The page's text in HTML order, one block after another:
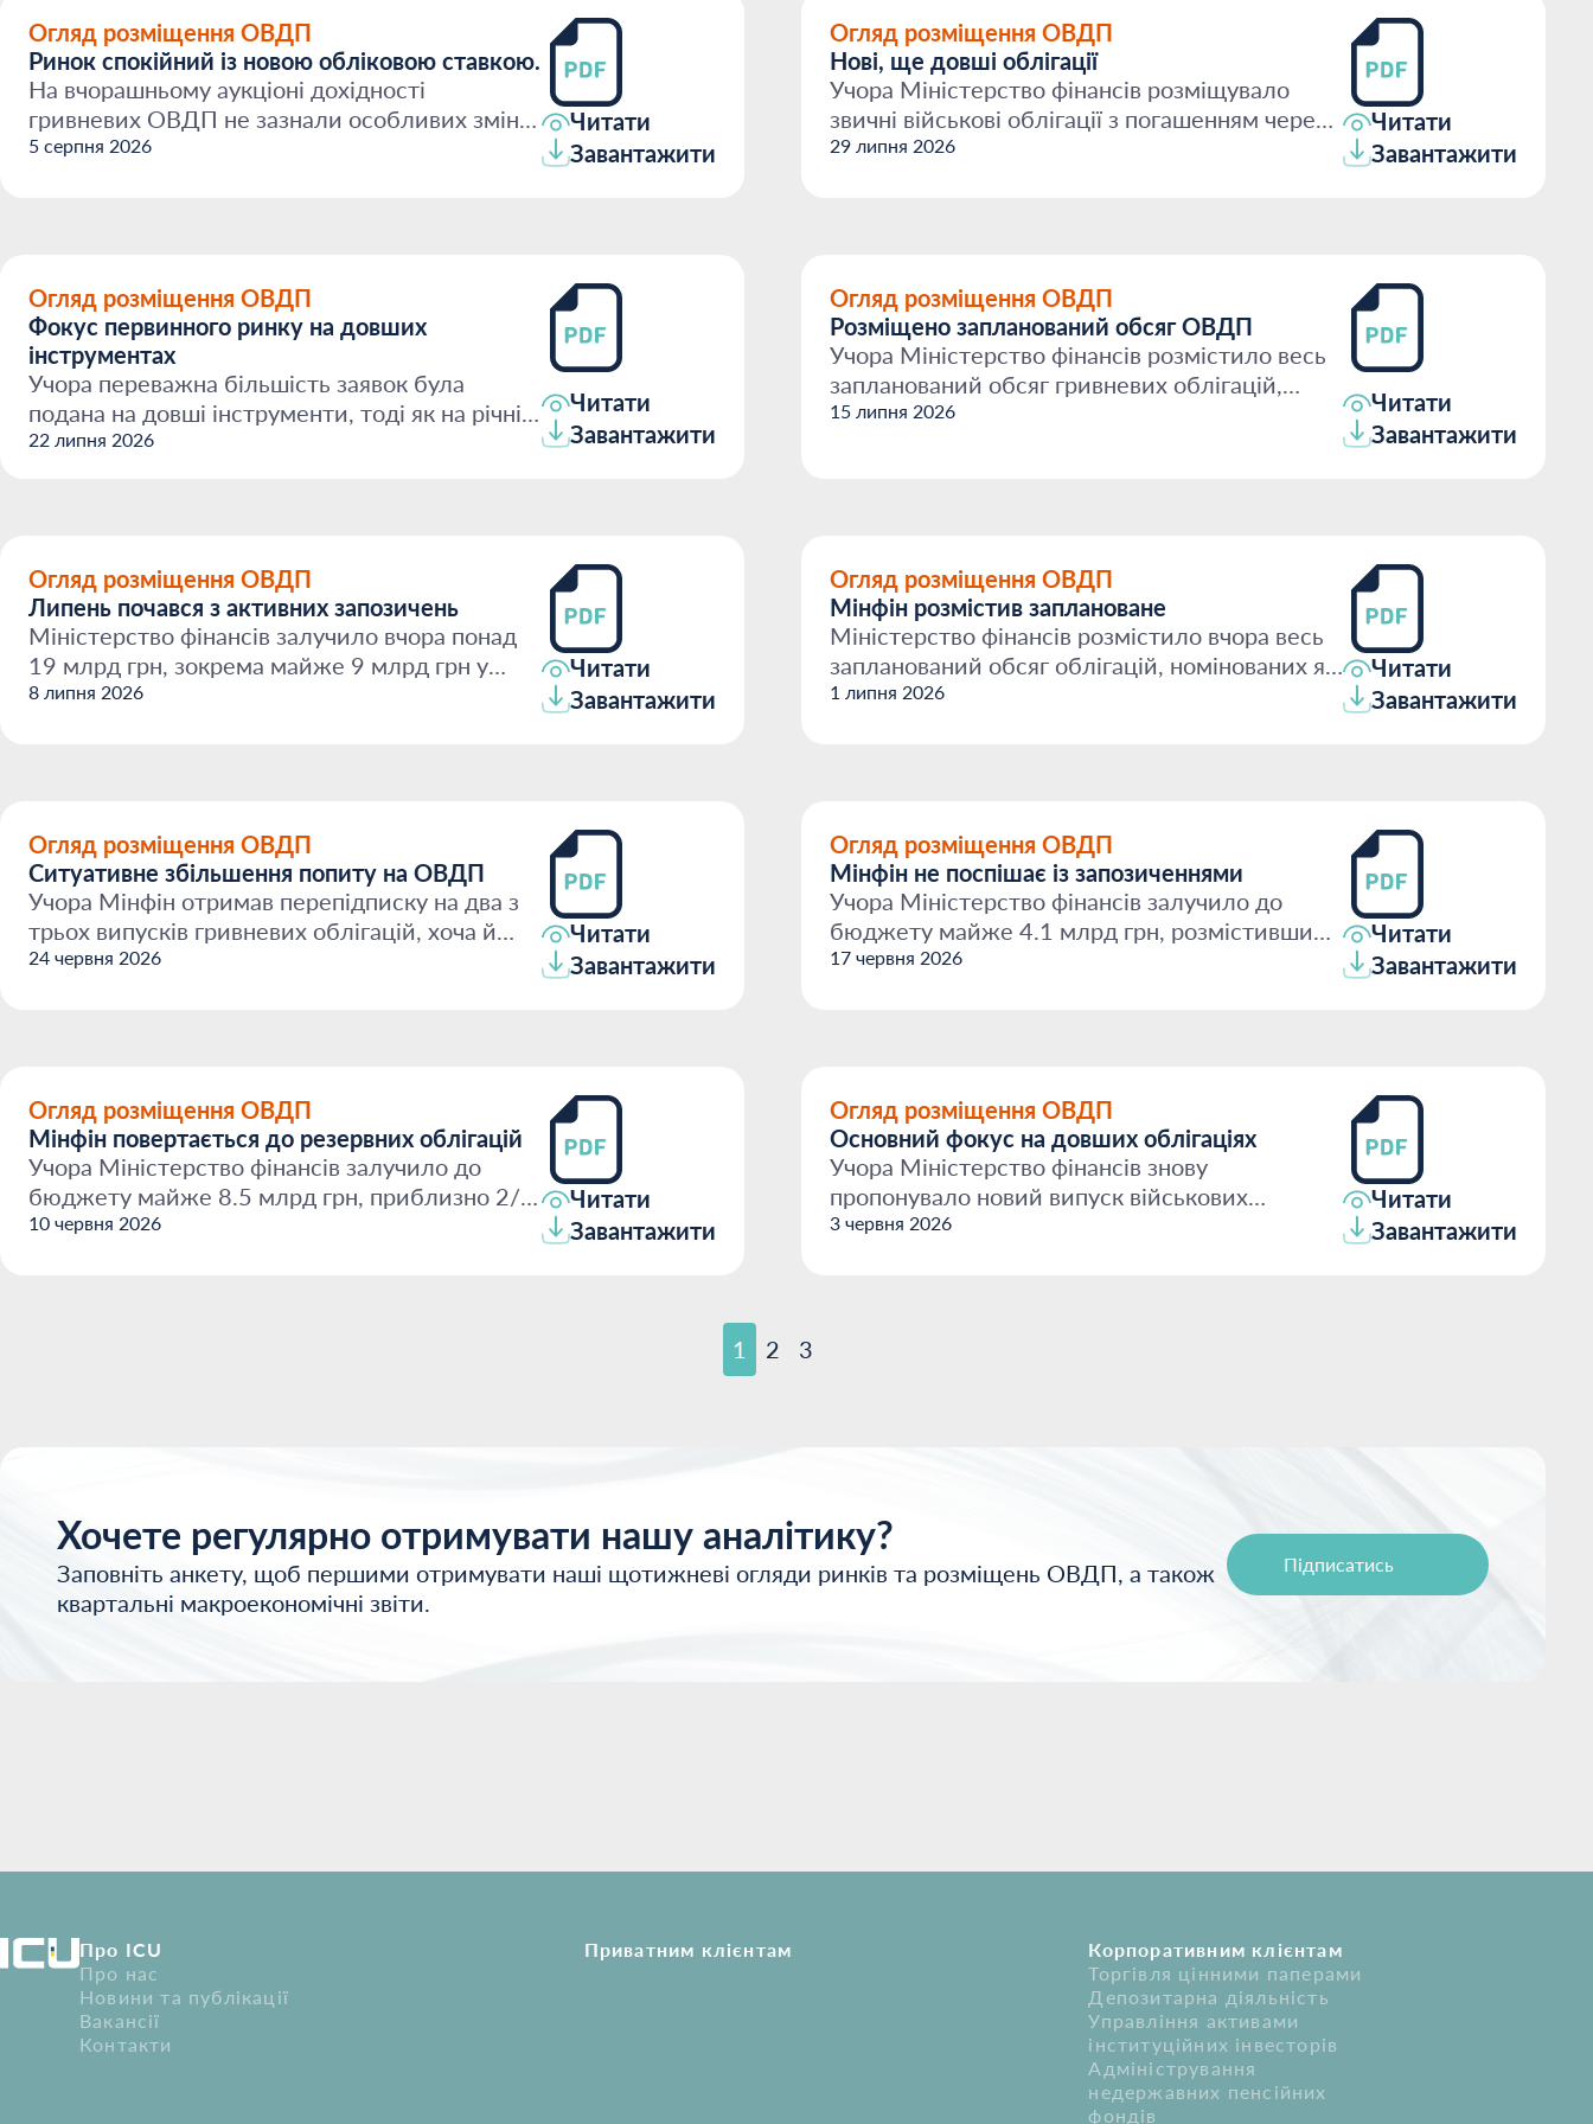
Огляд розміщення ОВДП
Ринок спокійний із новою обліковою ставкою.
На вчорашньому аукціоні дохідності
гривневих ОВДП не зазнали особливих змін,
що може означати спокій...
5 серпня 2026
Читати
Завантажити
Огляд розміщення ОВДП
Нові, ще довші облігації
Учора Міністерство фінансів розміщувало
звичні військові облігації з погашенням через
рік та майже д...
29 липня 2026
Читати
Завантажити
Огляд розміщення ОВДП
Фокус первинного ринку на довших
інструментах
Учора переважна більшість заявок була
подана на довші інструменти, тоді як на річні
ОВДП попит ледь ...
22 липня 2026
Читати
Завантажити
Огляд розміщення ОВДП
Розміщено запланований обсяг ОВДП
Учора Міністерство фінансів розмістило весь
запланований обсяг гривневих облігацій,
незначно знизивш...
15 липня 2026
Читати
Завантажити
Огляд розміщення ОВДП
Липень почався з активних запозичень
Міністерство фінансів залучило вчора понад
19 млрд грн, зокрема майже 9 млрд грн у
гривні та 201 млн...
8 липня 2026
Читати
Завантажити
Огляд розміщення ОВДП
Мінфін розмістив заплановане
Міністерство фінансів розмістило вчора весь
запланований обсяг облігацій, номінованих як
у гривні, т...
1 липня 2026
Читати
Завантажити
Огляд розміщення ОВДП
Ситуативне збільшення попиту на ОВДП
Учора Мінфін отримав перепідписку на два з
трьох випусків гривневих облігацій, хоча й
найкоротшому ...
24 червня 2026
Читати
Завантажити
Огляд розміщення ОВДП
Мінфін не поспішає із запозиченнями
Учора Міністерство фінансів залучило до
бюджету майже 4.1 млрд грн, розмістивши
три випуски гривневи...
17 червня 2026
Читати
Завантажити
Огляд розміщення ОВДП
Мінфін повертається до резервних облігацій
Учора Міністерство фінансів залучило до
бюджету майже 8.5 млрд грн, приблизно 2/3
з яких від нового ...
10 червня 2026
Читати
Завантажити
Огляд розміщення ОВДП
Основний фокус на довших облігаціях
Учора Міністерство фінансів знову
пропонувало новий випуск військових
облігацій із майже дворічним т...
3 червня 2026
Читати
Завантажити
1 2 3
Хочете регулярно отримувати нашу аналітику?
Заповніть анкету, щоб першими отримувати наші щотижневі огляди ринків та розміщень ОВДП, а також
квартальні макроекономічні звіти.
Підписатись
Про ICU
Про нас
Новини та публікації
Вакансії
Контакти
Приватним клієнтам
Корпоративним клієнтам
Торгівля цінними паперами
Депозитарна діяльність
Управління активами
інституційних інвесторів
Адміністрування
недержавних пенсійних
фондів